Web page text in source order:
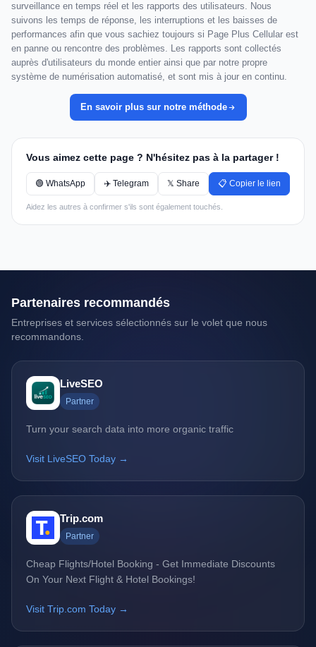
surveillance en temps réel et les rapports des utilisateurs. Nous
suivons les temps de réponse, les interruptions et les baisses de
performances afin que vous sachiez toujours si Page Plus Cellular est
en panne ou rencontre des problèmes. Les rapports sont collectés
auprès d'utilisateurs du monde entier ainsi que par notre propre
système de numérisation automatisé, et sont mis à jour en continu.
En savoir plus sur notre méthode
Vous aimez cette page ? N'hésitez pas à la partager !
🟢 WhatsApp ✈️ Telegram 𝕏 Share 📋 Copier le lien
Aidez les autres à confirmer s'ils sont également touchés.
Partenaires recommandés
Entreprises et services sélectionnés sur le volet que nous
recommandons.
LiveSEO
Partner
Turn your search data into more organic traffic
Visit LiveSEO Today →
Trip.com
Partner
Cheap Flights/Hotel Booking - Get Immediate Discounts
On Your Next Flight & Hotel Bookings!
Visit Trip.com Today →